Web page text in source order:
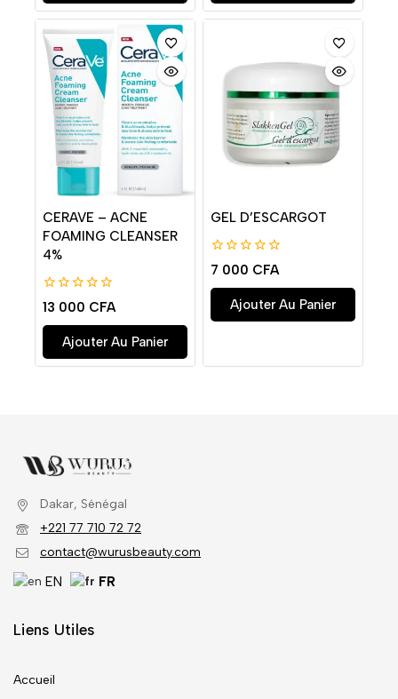
CERAVE – ACNE
FOAMING CLEANSER
4%
0
de
5
13 000 CFA
Ajouter Au Panier
GEL D’ESCARGOT
0
de
5
7 000 CFA
Ajouter Au Panier
Dakar, Sénégal
+221 77 710 72 72
contact@wurusbeauty.com
EN FR
Liens Utiles
Accueil